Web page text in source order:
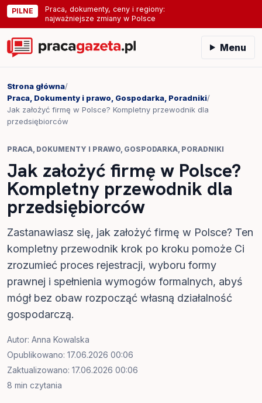
PILNE
Praca, dokumenty, ceny i regiony:
najważniejsze zmiany w Polsce
Menu
Strona główna/
Praca, Dokumenty i prawo, Gospodarka, Poradniki/
Jak założyć firmę w Polsce? Kompletny przewodnik dla
przedsiębiorców
PRACA, DOKUMENTY I PRAWO, GOSPODARKA, PORADNIKI
Jak założyć firmę w Polsce?
Kompletny przewodnik dla
przedsiębiorców
Zastanawiasz się, jak założyć firmę w Polsce? Ten
kompletny przewodnik krok po kroku pomoże Ci
zrozumieć proces rejestracji, wyboru formy
prawnej i spełnienia wymogów formalnych, abyś
mógł bez obaw rozpocząć własną działalność
gospodarczą.
Autor: Anna Kowalska
Opublikowano: 17.06.2026 00:06
Zaktualizowano: 17.06.2026 00:06
8 min czytania